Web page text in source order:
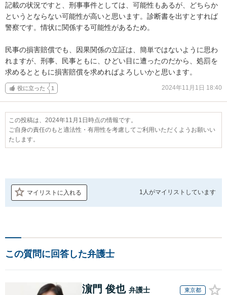
記載の状況ですと、刑事事件としては、可能性もあるが、どちらか
というとならない可能性が高いと思います。診断書を出すとすれば
警察です。情状に関係する可能性があるため。
民事の損害賠償でも、因果関係の立証は、簡単ではないように思わ
れますが、刑事、民事ともに、ひどい目に遭ったのだから、処罰を
求めるとともに損害賠償を求めればよろしいかと思います。
役に立った 1 2024年11月1日 18:40
この投稿は、2024年11月1日時点の情報です。
ご自身の責任のもと適法性・有用性を考慮してご利用いただくようお願いい
たします。
マイリストに入れる 1人がマイリストしています
この質問に回答した弁護士
濵門 俊也 弁護士 東京都